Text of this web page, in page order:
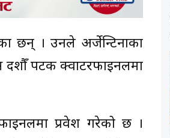
छन् । उनले अर्जेन्टिनाका
पटक क्वार्टरफाइनलमा
प्रवेश गरेको छ ।